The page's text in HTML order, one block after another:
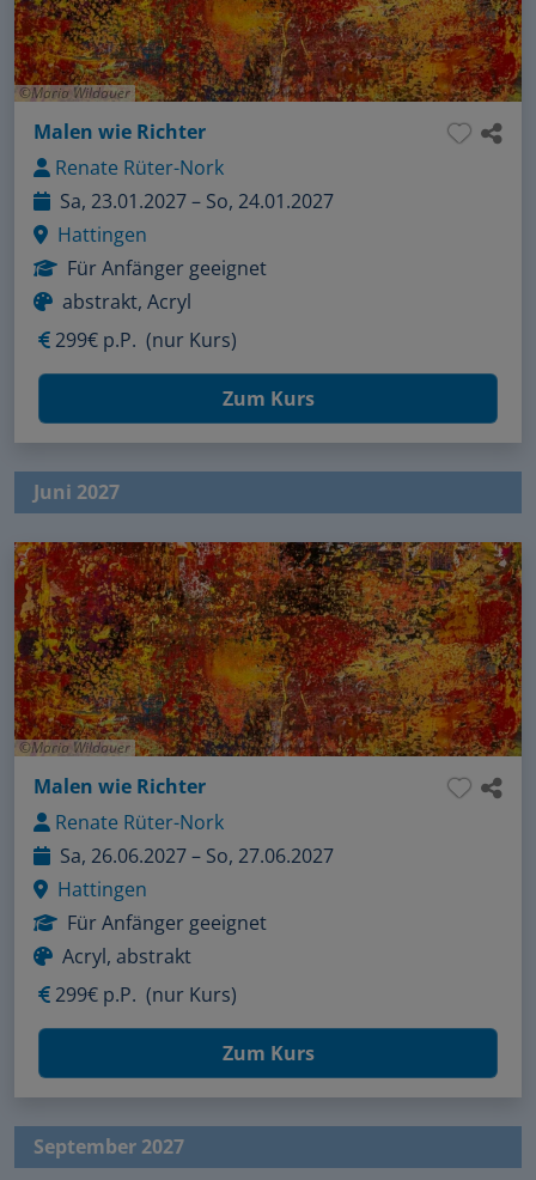
Maria Wildauer
Malen wie Richter
Renate Rüter-Nork
Sa, 23.01.2027 – So, 24.01.2027
Hattingen
Für Anfänger geeignet
abstrakt, Acryl
299€ p.P. (nur Kurs)
Zum Kurs
Juni 2027
Maria Wildauer
Malen wie Richter
Renate Rüter-Nork
Sa, 26.06.2027 – So, 27.06.2027
Hattingen
Für Anfänger geeignet
Acryl, abstrakt
299€ p.P. (nur Kurs)
Zum Kurs
September 2027